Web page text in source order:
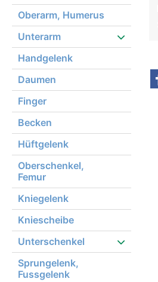
Oberarm, Humerus
Unterarm
Handgelenk
Daumen
Finger
Becken
Hüftgelenk
Oberschenkel,
Femur
Kniegelenk
Kniescheibe
Unterschenkel
Sprungelenk,
Fussgelenk